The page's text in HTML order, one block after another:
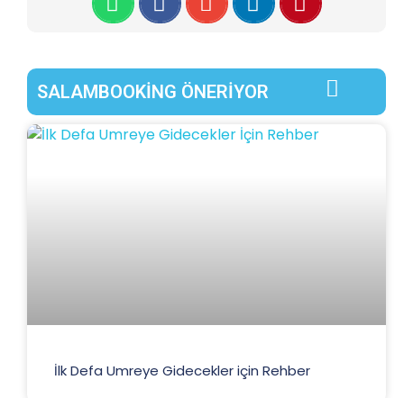
SALAMBOOKING ÖNERIYOR
İlk Defa Umreye Gidecekler için Rehber